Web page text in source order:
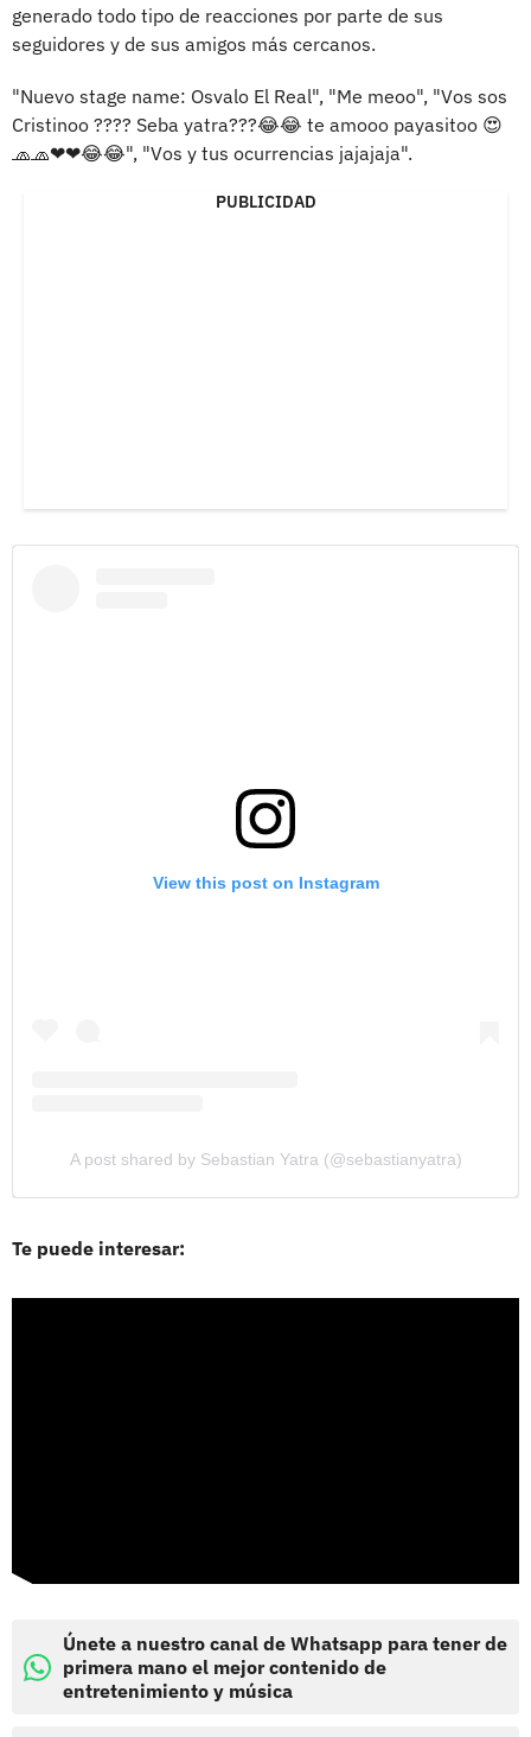
generado todo tipo de reacciones por parte de sus
seguidores y de sus amigos más cercanos.
"Nuevo stage name: Osvalo El Real", "Me meoo", "Vos sos
Cristinoo ???? Seba yatra???😂😂 te amooo payasitoo 😍
🧢🧢❤❤😂😂", "Vos y tus ocurrencias jajajaja".
PUBLICIDAD
View this post on Instagram
A post shared by Sebastian Yatra (@sebastianyatra)
Te puede interesar:
Únete a nuestro canal de Whatsapp para tener de
primera mano el mejor contenido de
entretenimiento y música